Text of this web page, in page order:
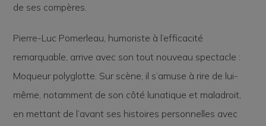
de ses compères.
Pierre-Luc Pomerleau, humoriste à l’efficacité
remarquable, arrive avec son tout nouveau spectacle :
Moqueur polyglotte. Sur scène, il s’amuse à rire de lui-
même, notamment de son côté lunatique et maladroit,
en mettant de l’avant ses histoires personnelles avec